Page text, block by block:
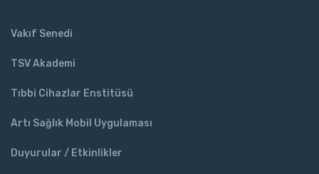
Vakıf Senedi
TSV Akademi
Tıbbi Cihazlar Enstitüsü
Artı Sağlık Mobil Uygulaması
Duyurular / Etkinlikler